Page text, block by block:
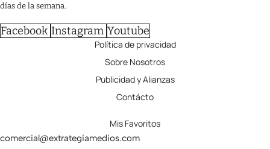
días de la semana.
Facebook Instagram Youtube
Política de privacidad
Sobre Nosotros
Publicidad y Alianzas
Contácto
Mis Favoritos
comercial@extrategiamedios.com